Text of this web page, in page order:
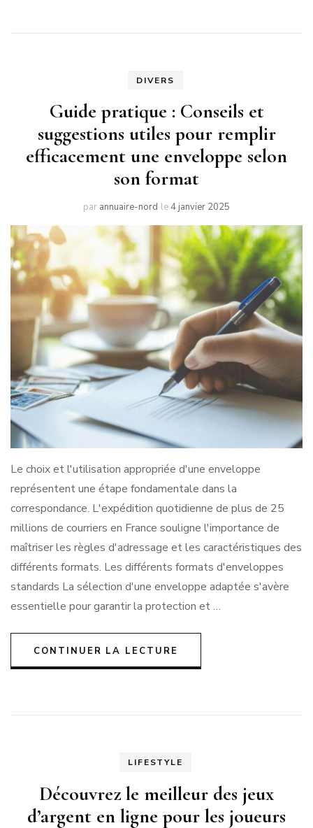
DIVERS
Guide pratique : Conseils et
suggestions utiles pour remplir
efficacement une enveloppe selon
son format
par annuaire-nord le 4 janvier 2025
Le choix et l'utilisation appropriée d'une enveloppe
représentent une étape fondamentale dans la
correspondance. L'expédition quotidienne de plus de 25
millions de courriers en France souligne l'importance de
maîtriser les règles d'adressage et les caractéristiques des
différents formats. Les différents formats d'enveloppes
standards La sélection d'une enveloppe adaptée s'avère
essentielle pour garantir la protection et …
CONTINUER LA LECTURE
LIFESTYLE
Découvrez le meilleur des jeux
d’argent en ligne pour les joueurs